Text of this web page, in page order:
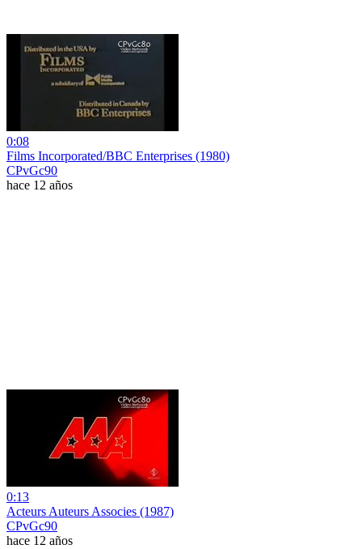
0:08
Films Incorporated/BBC Enterprises (1980)
CPvGc90
hace 12 años
0:13
Acteurs Auteurs Associes (1987)
CPvGc90
hace 12 años